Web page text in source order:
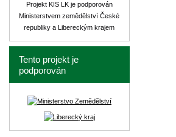
Projekt KIS LK je podporován
Ministerstvem zemědělství České
republiky a Libereckým krajem
Tento projekt je
podporován